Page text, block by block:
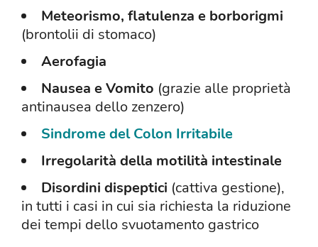
Meteorismo, flatulenza e borborigmi
(brontolii di stomaco)
Aerofagia
Nausea e Vomito (grazie alle proprietà
antinausea dello zenzero)
Sindrome del Colon Irritabile
Irregolarità della motilità intestinale
Disordini dispeptici (cattiva gestione),
in tutti i casi in cui sia richiesta la riduzione
dei tempi dello svuotamento gastrico